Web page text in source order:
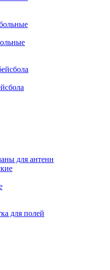
для антенн
для полей